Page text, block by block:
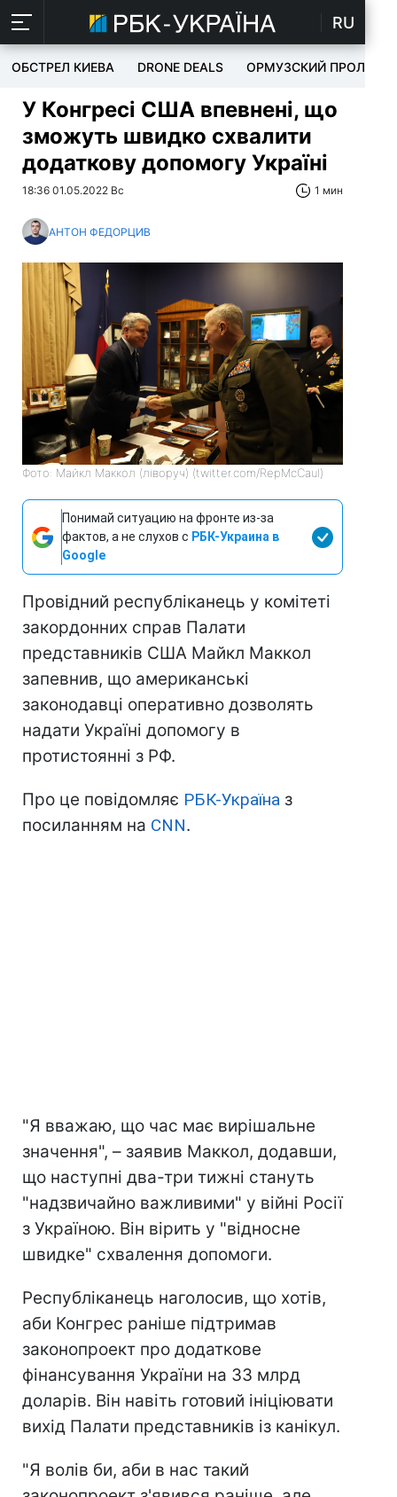
RU
ОБСТРЕЛ КИЕВА DRONE DEALS ОРМУЗСКИЙ ПРОЛИВ
У Конгресі США впевнені, що
зможуть швидко схвалити
додаткову допомогу Україні
18:36 01.05.2022 Вс 1 мин
АНТОН ФЕДОРЦИВ
Фото: Майкл Маккол (ліворуч) (twitter.com/RepMcCaul)
Понимай ситуацию на фронте из-за
фактов, а не слухов с РБК-Украина в
Google
Провідний республіканець у комітеті
закордонних справ Палати
представників США Майкл Маккол
запевнив, що американські
законодавці оперативно дозволять
надати Україні допомогу в
протистоянні з РФ.
Про це повідомляє РБК-Україна з
посиланням на CNN.
"Я вважаю, що час має вирішальне
значення", – заявив Маккол, додавши,
що наступні два-три тижні стануть
"надзвичайно важливими" у війні Росії
з Україною. Він вірить у "відносне
швидке" схвалення допомоги.
Республіканець наголосив, що хотів,
аби Конгрес раніше підтримав
законопроект про додаткове
фінансування України на 33 млрд
доларів. Він навіть готовий ініціювати
вихід Палати представників із канікул.
"Я волів би, аби в нас такий